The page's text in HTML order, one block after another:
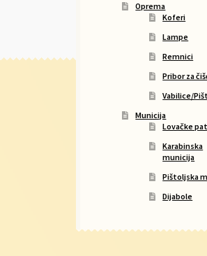
Oprema
Koferi
Lampe
Remnici
Pribor za
Vabilice/
Municija
Lovačke
Karabinska
municija
Pištoljska
Dijabole